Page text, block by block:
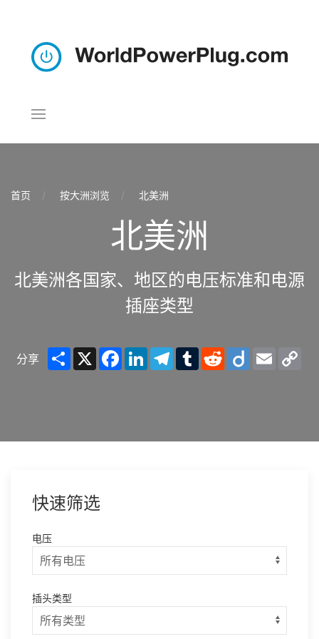
首页 按大洲浏览 北美洲
北美洲
北美洲各国家、地区的电压标准和电源
插座类型
分享 ShareX Facebook
LinkedInTelegram
TumblrRedditDiigo Email
快速筛选
电压
插头类型